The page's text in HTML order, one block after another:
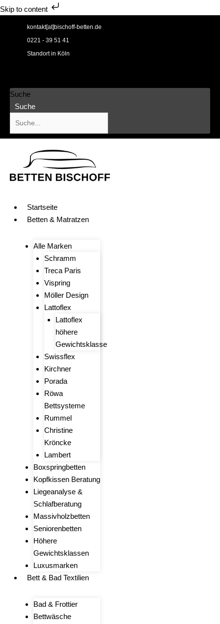
Skip to content
kontakt[at]bischoff-betten.de
0221 - 39 51 41
Standort in Köln
Suche
Suche
Startseite
Betten & Matratzen
Alle Marken
Schramm
Treca Paris
Vispring
Möller Design
Lattoflex
Lattoflex
höhere
Gewichtsklasse
Swissflex
Kirchner
Porada
Röwa
Bettsysteme
Rummel
Christine
Kröncke
Lambert
Boxspringbetten
Kopfkissen Beratung
Liegeanalyse &
Schlafberatung
Massivholzbetten
Seniorenbetten
Höhere
Gewichtsklassen
Luxusmarken
Bett & Bad Textilien
Bad & Frottier
Bettwäsche